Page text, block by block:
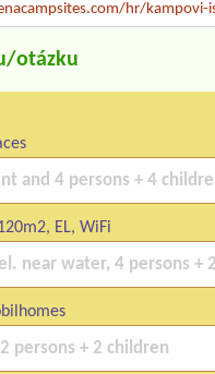
hr/kampovi-
otázku
EL, WiFi